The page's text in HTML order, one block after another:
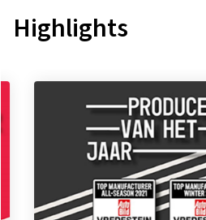
Highlights